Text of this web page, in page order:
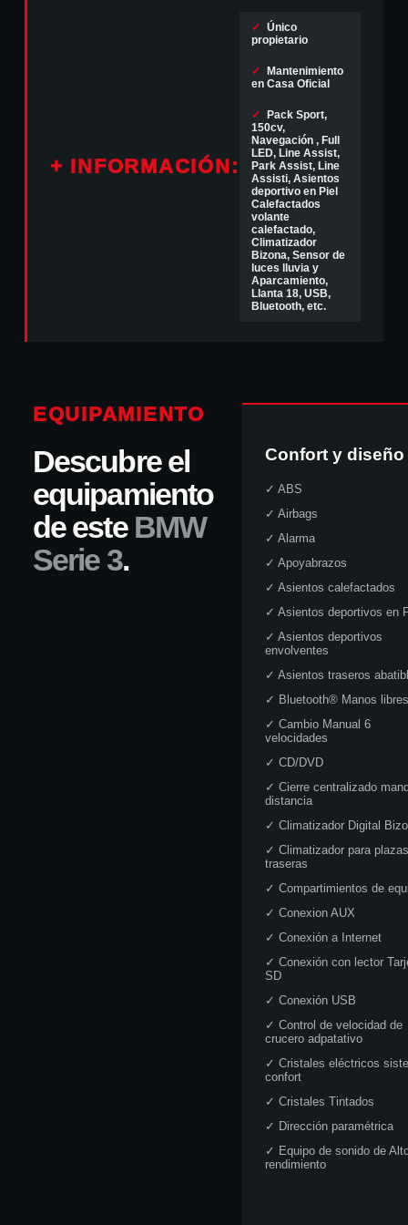
+ INFORMACIÓN:
✓ Único
propietario
✓
Mantenimiento
en Casa Oficial
✓
Pack Sport,
150cv,
Navegación , Full
LED, Line Assist,
Park Assist, Line
Assisti, Asientos
deportivo en Piel
Calefactados
volante
calefactado,
Climatizador
Bizona, Sensor de
luces lluvia y
Aparcamiento,
Llanta 18, USB,
Bluetooth, etc.
EQUIPAMIENTO
Descubre el
equipamiento
de este BMW
Serie 3.
Confort y diseño
✓ ABS
✓ Airbags
✓ Alarma
✓ Apoyabrazos
✓ Asientos calefactados
✓ Asientos deportivos en
✓ Asientos deportivos
envolventes
✓ Asientos traseros
✓ Bluetooth® Manos libres
✓ Cambio Manual 6
velocidades
✓ CD/DVD
✓ Cierre centralizado
distancia
✓ Climatizador Digital
✓ Climatizador para plazas
traseras
✓ Compartimientos de
✓ Conexion AUX
✓ Conexión a Internet
✓ Conexión con lector
SD
✓ Conexión USB
✓ Control de velocidad de
crucero adpatativo
✓ Cristales eléctricos
confort
✓ Cristales Tintados
✓ Dirección paramétrica
✓ Equipo de sonido de
rendimiento